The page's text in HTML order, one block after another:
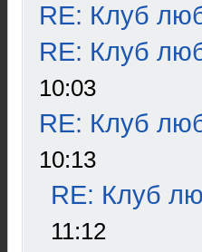
RE: Клуб
RE: Клуб
10:03
RE: Клуб
10:13
RE: Клуб
11:12